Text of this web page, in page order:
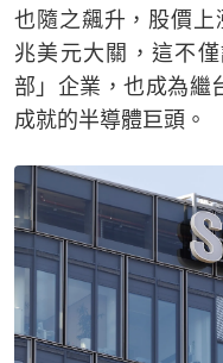
也隨之飆升，股價
兆美元大關，這不
部」企業，也成為繼
成就的半導體巨頭。